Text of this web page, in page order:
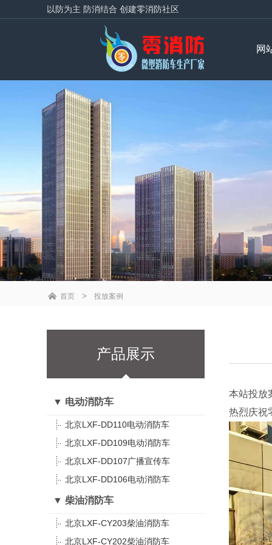
以防为主 防消结合 创建零消防社区
网
首页 > 投放案例
产品展示
▼ 电动消防车
北京LXF-DD110电动消防车
北京LXF-DD109电动消防车
北京LXF-DD107广播宣传车
北京LXF-DD106电动消防车
▼ 柴油消防车
北京LXF-CY203柴油消防车
北京LXF-CY202柴油消防车
本站投放
热烈庆祝